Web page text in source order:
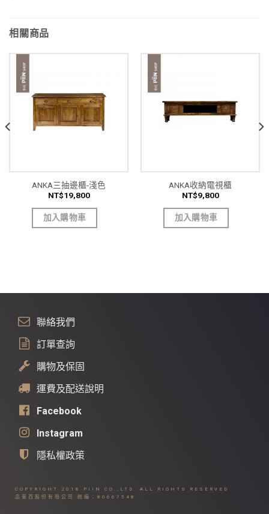
相關商品
ANKA三抽邊櫃-淺色
NT$19,800
加入購物車
ANKA收納電視櫃
NT$9,800
加入購物車
聯絡我們
訂單查詢
購物及保固
運費及配送說明
Facebook
Instagram
隱私權政策
COPYRIGHT 2018 PIIN
CO.,LTD. ALL RIGHTS RESERVED
品東西股份有限公司 統編：80667548